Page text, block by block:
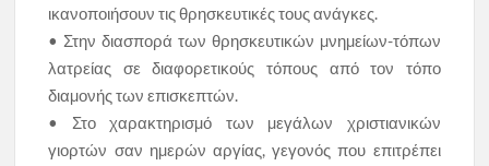
ικανοποιήσουν τις θρησκευτικές τους ανάγκες.
• Στην διασπορά των θρησκευτικών µνηµείων-τόπων
λατρείας σε διαφορετικούς τόπους από τον τόπο
διαµονής των επισκεπτών.
• Στο χαρακτηρισµό των µεγάλων χριστιανικών
γιορτών σαν ηµερών αργίας, γεγονός που επιτρέπει